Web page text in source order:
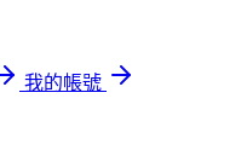
我的帳號